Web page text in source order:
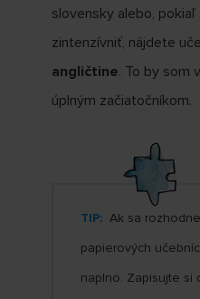
slovensky alebo,
zintenzívniť, nájdete
angličtine. To by som
úplným začiatočníkom.
TIP: Ak sa
papierových
naplno. Zapisujte si